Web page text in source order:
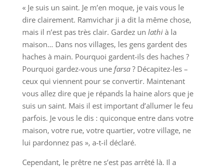
« Je suis un saint. Je m’en moque, je vais vous le
dire clairement. Ramvichar ji a dit la même chose,
mais il n’est pas très clair. Gardez un lathià la
maison… Dans nos villages, les gens gardent des
haches à main. Pourquoi gardent-ils des haches ?
Pourquoi gardez-vous une farsa? Décapitez-les –
ceux qui viennent pour se convertir. Maintenant
vous allez dire que je répands la haine alors que je
suis un saint. Mais il est important d’allumer le feu
parfois. Je vous le dis : quiconque entre dans votre
maison, votre rue, votre quartier, votre village, ne
lui pardonnez pas », a-t-il déclaré.
Cependant, le prêtre ne s’est pas arrêté là. Il a